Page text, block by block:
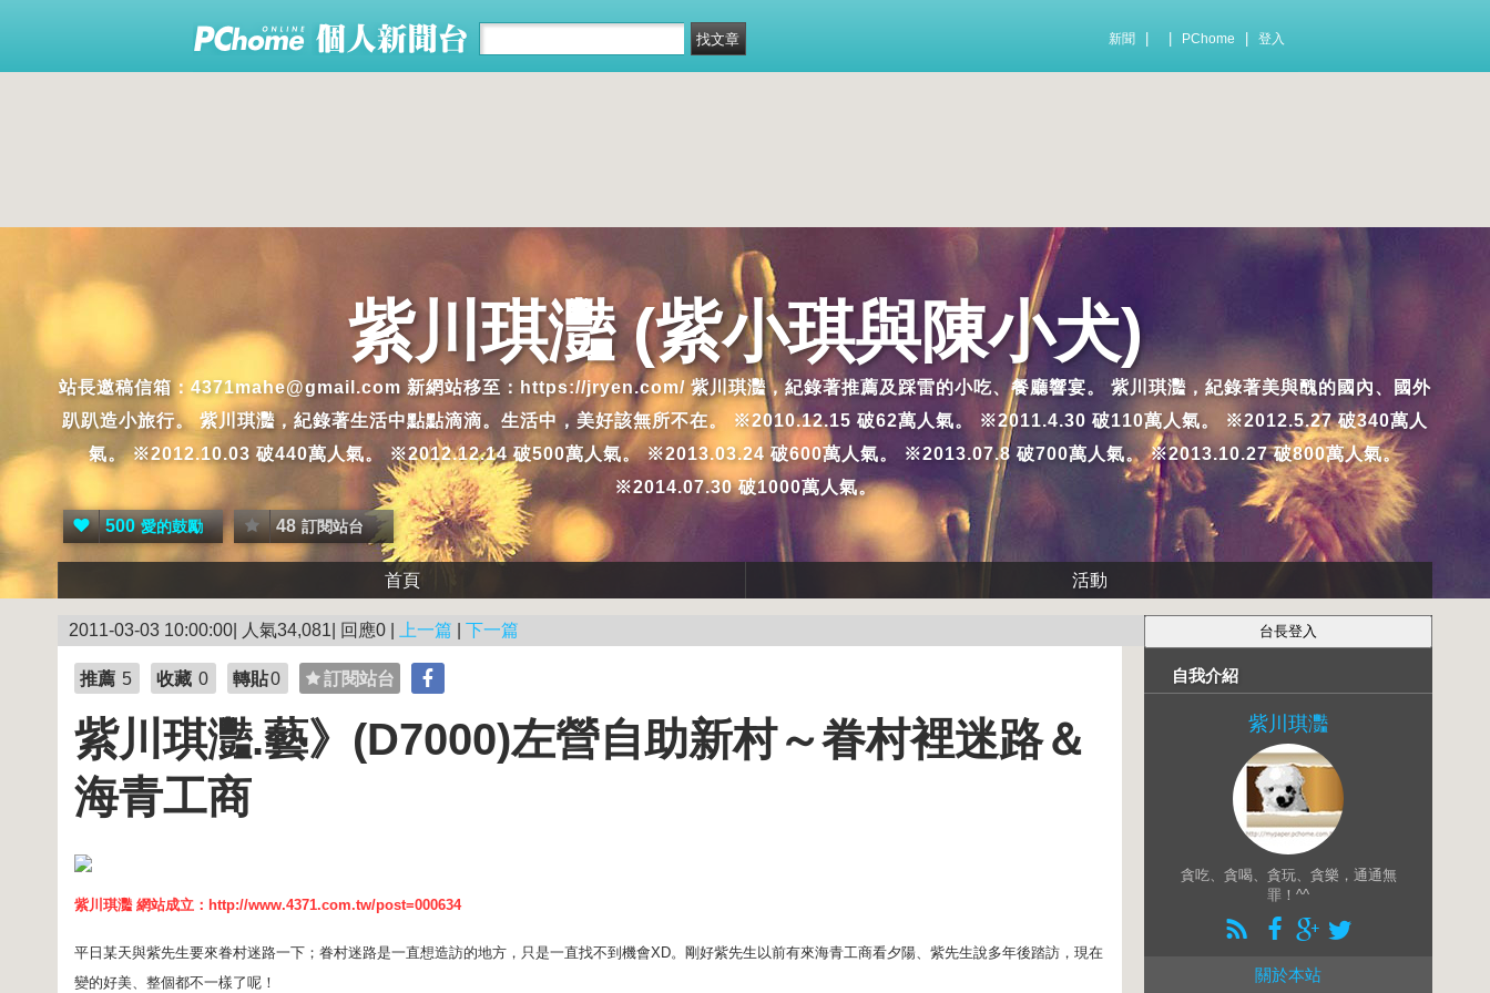
新聞 PChome 登入
紫川琪灩 (紫小琪與陳小犬)
站長邀稿信箱：4371mahe@gmail.com 新網站移至：https://jryen.com/ 紫川琪灩，紀錄著推薦及踩雷的小吃、餐廳響宴。 紫川琪灩，紀錄著美與醜的國內、國外
趴趴造小旅行。 紫川琪灩，紀錄著生活中點點滴滴。生活中，美好該無所不在。 ※2010.12.15 破62萬人氣。 ※2011.4.30 破110萬人氣。 ※2012.5.27 破340萬人
氣。 ※2012.10.03 破440萬人氣。 ※2012.12.14 破500萬人氣。 ※2013.03.24 破600萬人氣。 ※2013.07.8 破700萬人氣。 ※2013.10.27 破800萬人氣。
※2014.07.30 破1000萬人氣。
500 愛的鼓勵 48 訂閱站台
首頁 活動
2011-03-03 10:00:00| 人氣34,081| 回應0 | 上一篇 下一篇
推薦 5 收藏 0 轉貼0 訂閱站台
紫川琪灩.藝》(D7000)左營自助新村～眷村裡迷路＆
海青工商
紫川琪灩 網站成立： http://www.4371.com.tw/post=000634
平日某天與紫先生要來眷村迷路一下；眷村迷路是一直想造訪的地方，只是一直找不到機會XD。剛好紫先生以前有來海青工商看夕陽、紫先生說多年後踏訪，現在
變的好美、整個都不一樣了呢！
自我介紹
紫川琪灩
貪吃、貪喝、貪玩、貪樂，通通無
罪！^^
關於本站